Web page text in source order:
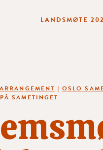
LANDSMØTE
ARRANGEMENT | OSLO
SAMETINGET